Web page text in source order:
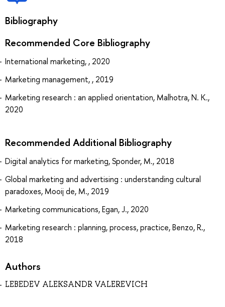
Bibliography
Recommended Core Bibliography
International marketing, , 2020
Marketing management, , 2019
Marketing research : an applied orientation, Malhotra, N. K.,
2020
Recommended Additional Bibliography
Digital analytics for marketing, Sponder, M., 2018
Global marketing and advertising : understanding cultural
paradoxes, Mooij de, M., 2019
Marketing communications, Egan, J., 2020
Marketing research : planning, process, practice, Benzo, R.,
2018
Authors
LEBEDEV ALEKSANDR VALEREVICH